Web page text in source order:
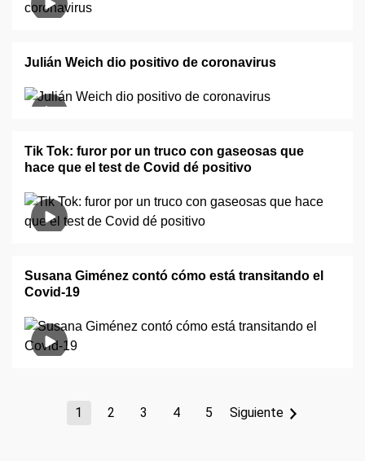
Julián Weich dio positivo de coronavirus
Tik Tok: furor por un truco con gaseosas que
hace que el test de Covid dé positivo
Susana Giménez contó cómo está transitando el
Covid-19
1 2 3 4 5 Siguiente